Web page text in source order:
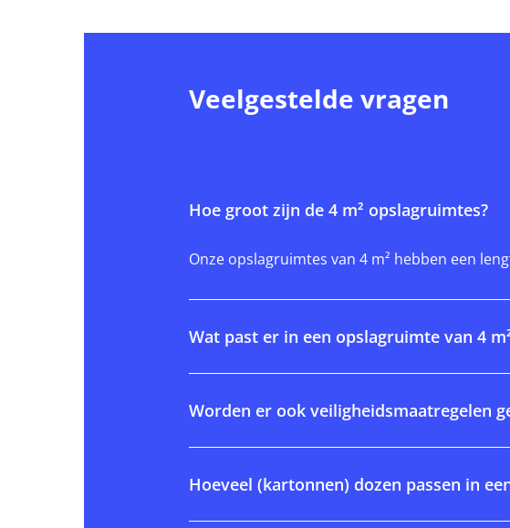
Veelgestelde vragen
Hoe groot zijn de 4 m² opslagruimtes?
Onze opslagruimtes van 4 m² hebben een
Wat past er in een opslagruimte van 4
Worden er ook veiligheidsmaatregelen
Hoeveel (kartonnen) dozen passen in